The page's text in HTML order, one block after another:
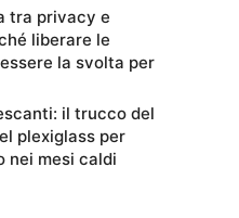
tra privacy e
liberare le
la svolta per
il trucco del
plexiglass per
nei mesi caldi